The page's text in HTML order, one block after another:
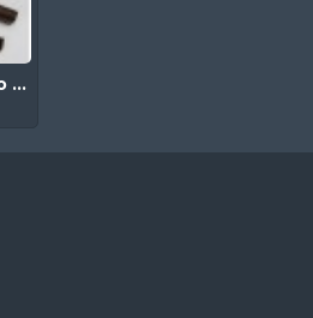
Légbevezető (Aereco EMM 973 | Gesztenye| Higroszabályzású)